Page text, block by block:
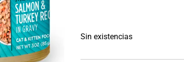
Sin existencias